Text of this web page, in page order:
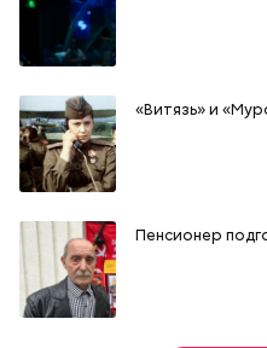
«Витязь» и
Пенсионер